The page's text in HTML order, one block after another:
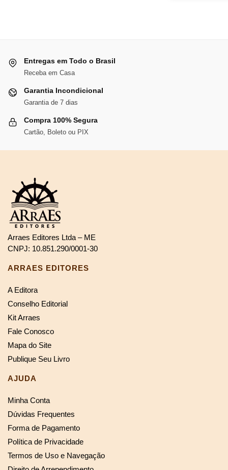
Entregas em Todo o Brasil
Receba em Casa
Garantia Incondicional
Garantia de 7 dias
Compra 100% Segura
Cartão, Boleto ou PIX
Arraes Editores Ltda – ME
CNPJ: 10.851.290/0001-30
ARRAES EDITORES
A Editora
Conselho Editorial
Kit Arraes
Fale Conosco
Mapa do Site
Publique Seu Livro
AJUDA
Minha Conta
Dúvidas Frequentes
Forma de Pagamento
Política de Privacidade
Termos de Uso e Navegação